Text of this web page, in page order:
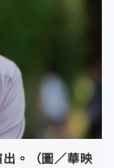
。（圖／華映